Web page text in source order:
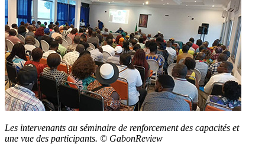
Les intervenants au séminaire de renforcement des capacités et
une vue des participants. © GabonReview